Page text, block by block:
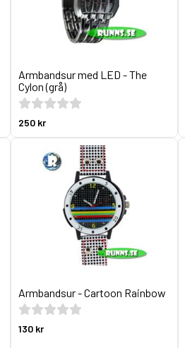
Armbandsur med LED - The
Cylon (grå)
250 kr
Armbandsur - Cartoon Rainbow
130 kr